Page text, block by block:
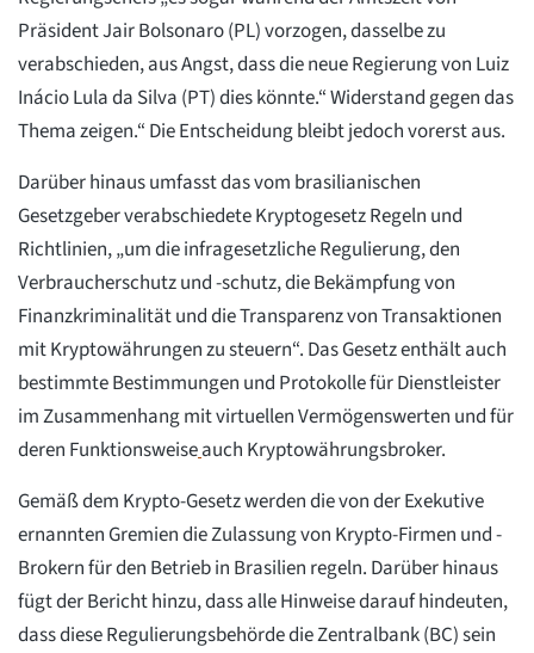
Präsident Jair Bolsonaro (PL) vorzogen, dasselbe zu
verabschieden, aus Angst, dass die neue Regierung von Luiz
Inácio Lula da Silva (PT) dies könnte.“ Widerstand gegen das
Thema zeigen.“ Die Entscheidung bleibt jedoch vorerst aus.
Darüber hinaus umfasst das vom brasilianischen
Gesetzgeber verabschiedete Kryptogesetz Regeln und
Richtlinien, „um die infragesetzliche Regulierung, den
Verbraucherschutz und -schutz, die Bekämpfung von
Finanzkriminalität und die Transparenz von Transaktionen
mit Kryptowährungen zu steuern“. Das Gesetz enthält auch
bestimmte Bestimmungen und Protokolle für Dienstleister
im Zusammenhang mit virtuellen Vermögenswerten und für
deren Funktionsweiseauch Kryptowährungsbroker.
Gemäß dem Krypto-Gesetz werden die von der Exekutive
ernannten Gremien die Zulassung von Krypto-Firmen und -
Brokern für den Betrieb in Brasilien regeln. Darüber hinaus
fügt der Bericht hinzu, dass alle Hinweise darauf hindeuten,
dass diese Regulierungsbehörde die Zentralbank (BC) sein